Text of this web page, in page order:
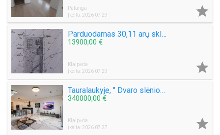
Palanga
Įkelta: 2026 07 29

Parduodamas 30,11 arų sklypą Šlapšilės km, Žiburių g. 25. Klaipėdos raj.
13900,00 €
Klaipėda
Įkelta: 2026 07 29

Tauralaukyje, " Dvaro slėnio " Medeinos g. Parduodamas kotedžas 113 kv.m. , sklypas 2,5 a .
340000,00 €
Klaipėda
Įkelta: 2026 07 27
